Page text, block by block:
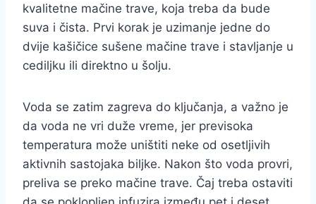
kvalitetne mačine trave, koja treba da bude
suva i čista. Prvi korak je uzimanje jedne do
dvije kašičice sušene mačine trave i stavljanje u
cediljku ili direktno u šolju.
Voda se zatim zagreva do ključanja, a važno je
da voda ne vri duže vreme, jer previsoka
temperatura može uništiti neke od osetljivih
aktivnih sastojaka biljke. Nakon što voda provri,
preliva se preko mačine trave. Čaj treba ostaviti